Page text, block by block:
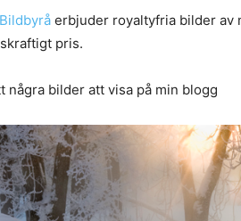
Bildbyrå erbjuder royaltyfria bilder av
pris.
några bilder att visa på min blogg